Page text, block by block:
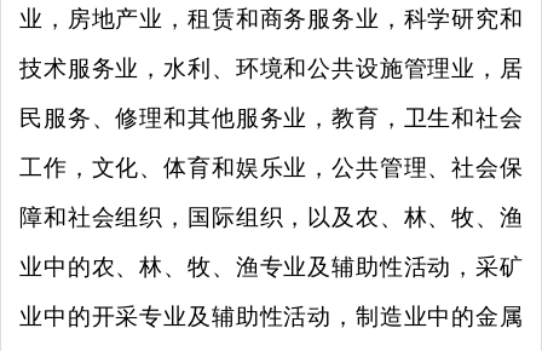
业，房地产业，租赁和商务服务业，科学研究和
技术服务业，水利、环境和公共设施管理业，居
民服务、修理和其他服务业，教育，卫生和社会
工作，文化、体育和娱乐业，公共管理、社会保
障和社会组织，国际组织，以及农、林、牧、渔
业中的农、林、牧、渔专业及辅助性活动，采矿
业中的开采专业及辅助性活动，制造业中的金属